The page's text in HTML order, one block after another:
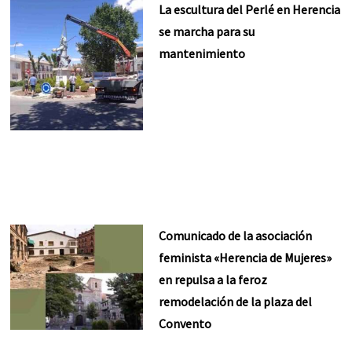
La escultura del Perlé en Herencia
se marcha para su
mantenimiento
Comunicado de la asociación
feminista «Herencia de Mujeres»
en repulsa a la feroz
remodelación de la plaza del
Convento